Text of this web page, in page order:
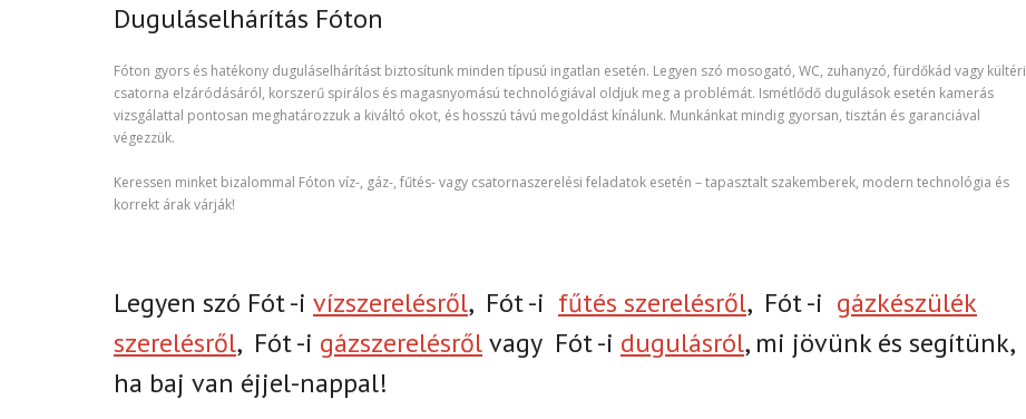
Duguláselhárítás Fóton
Fóton gyors és hatékony duguláselhárítást biztosítunk minden típusú ingatlan esetén. Legyen szó mosogató, WC, zuhanyzó, fürdőkád vagy kültéri
csatorna elzáródásáról, korszerű spirálos és magasnyomású technológiával oldjuk meg a problémát. Ismétlődő dugulások esetén kamerás
vizsgálattal pontosan meghatározzuk a kiváltó okot, és hosszú távú megoldást kínálunk. Munkánkat mindig gyorsan, tisztán és garanciával
végezzük.
Keressen minket bizalommal Fóton víz-, gáz-, fűtés- vagy csatornaszerelési feladatok esetén – tapasztalt szakemberek, modern technológia és
korrekt árak várják!
Legyen szó Fót -i vízszerelésről, Fót -i fűtés szerelésről, Fót -i gázkészülék
szerelésről, Fót -i gázszerelésrőlvagy Fót -i dugulásról, mi jövünk és segítünk,
ha baj van éjjel-nappal!